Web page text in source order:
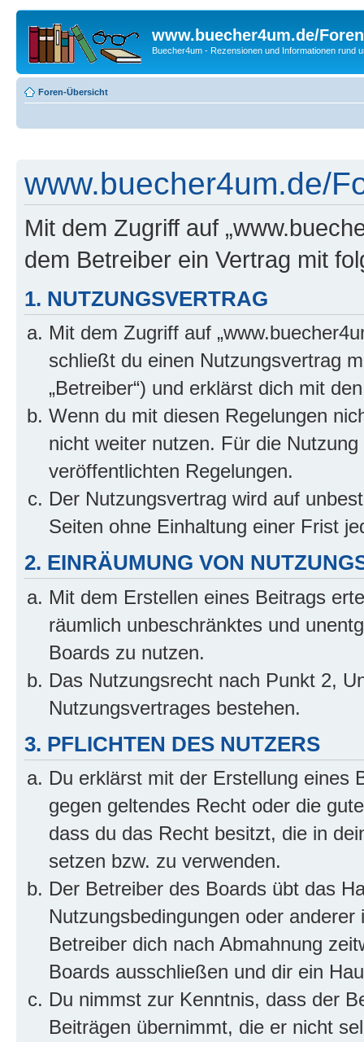
www.buecher4um.de/Foren
Buecher4um - Rezensionen und Informationen rund
Foren-Übersicht
www.buecher4um.de/
Mit dem Zugriff auf
dem Betreiber ein Vertrag mit
1. NUTZUNGSVERTRAG
Mit dem Zugriff auf
schließt du einen Nutzungsvertrag
„Betreiber“) und erklärst dich mit
Wenn du mit diesen Regelungen
nicht weiter nutzen. Für die
veröffentlichten Regelungen.
Der Nutzungsvertrag wird auf
Seiten ohne Einhaltung einer Frist
2. EINRÄUMUNG VON
Mit dem Erstellen eines Beitrags
räumlich unbeschränktes und
Boards zu nutzen.
Das Nutzungsrecht nach Punkt 2,
Nutzungsvertrages bestehen.
3. PFLICHTEN DES NUTZERS
Du erklärst mit der Erstellung eines
gegen geltendes Recht oder die
dass du das Recht besitzt, die in
setzen bzw. zu verwenden.
Der Betreiber des Boards übt das
Nutzungsbedingungen oder
Betreiber dich nach Abmahnung
Boards ausschließen und dir ein
Du nimmst zur Kenntnis, dass der
Beiträgen übernimmt, die er nicht